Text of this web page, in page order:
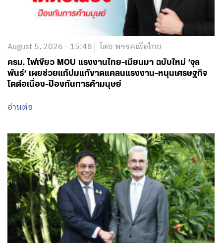
August 5, 2026 - 15:48 โดย พรรคเพื่อไทย
ครม. ไฟเขียว MOU แรงงานไทย-เมียนมา ฉบับใหม่ ‘จุล
พันธ์’ เผยช่วยแก้ปมแก้ขาดแคลนแรงงาน-หนุนเศรษฐกิจ
โตต่อเนื่อง-ป้องกันการค้ามนุษย์
อ่านต่อ